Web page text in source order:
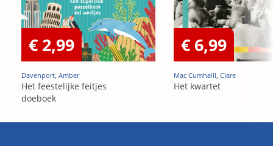
€ 2,99
Davenport, Amber
Het feestelijke feitjes
doeboek
€ 6,99
Mac Cumhaill, Clare
Het kwartet